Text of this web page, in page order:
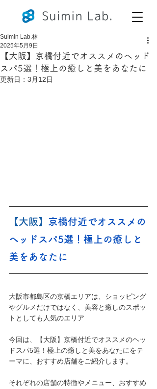
【大阪】京橋付近でオススメのヘッド
スパ5選！極上の癒しと美をあなたに
Suimin Lab.林
2025年5月9日
更新日： 3月12日
【大阪】 京橋付近でオススメの
ヘッドスパ5選！極上の癒しと
美をあなたに
大阪市都島区の京橋エリアは、ショッピング
やグルメだけではなく、美容と癒しのスポッ
トとしても人気のエリア
今回は、【大阪】京橋付近でオススメのヘッ
ドスパ5選！極上の癒しと美をあなたにをテ
ーマに、おすすめ店舗をご紹介します。
それぞれの店舗の特徴やメニュー、おすすめ